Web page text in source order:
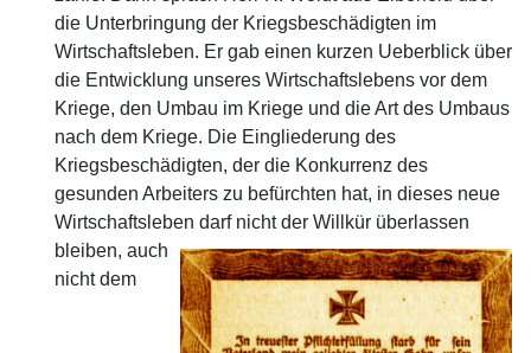
die Unterbringung der Kriegsbeschädigten im
Wirtschaftsleben. Er gab einen kurzen Ueberblick über
die Entwicklung unseres Wirtschaftslebens vor dem
Kriege, den Umbau im Kriege und die Art des Umbaus
nach dem Kriege. Die Eingliederung des
Kriegsbeschädigten, der die Konkurrenz des
gesunden Arbeiters zu befürchten hat, in dieses neue
Wirtschaftsleben darf nicht der Willkür überlassen
bleiben, auch
nicht dem